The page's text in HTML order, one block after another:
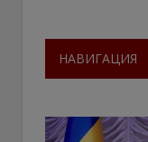
НАВИГАЦИЯ